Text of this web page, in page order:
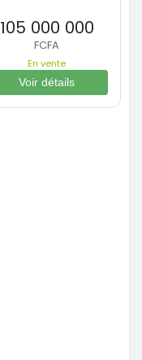
105 000 000
FCFA
En vente
Voir détails